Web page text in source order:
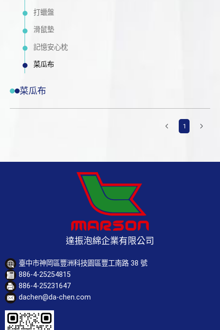
打蠟盤
滑鼠墊
記憶安心枕
菜瓜布
菜瓜布
1
達振泡綿企業有限公司
臺中市神岡區豐洲科技園區豐工南路 38 號
886-4-25254815
886-4-25231647
dachen@da-chen.com